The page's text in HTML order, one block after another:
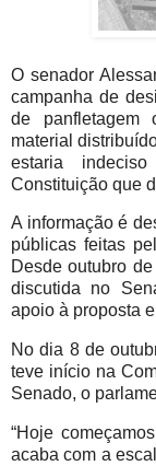
O senador
campanha de
de panfletagem
material
estaria
Constituição que
A informação é
públicas feitas
Desde outubro
discutida no
apoio à proposta
No dia 8 de
teve início na
Senado, o
“Hoje
acaba com a